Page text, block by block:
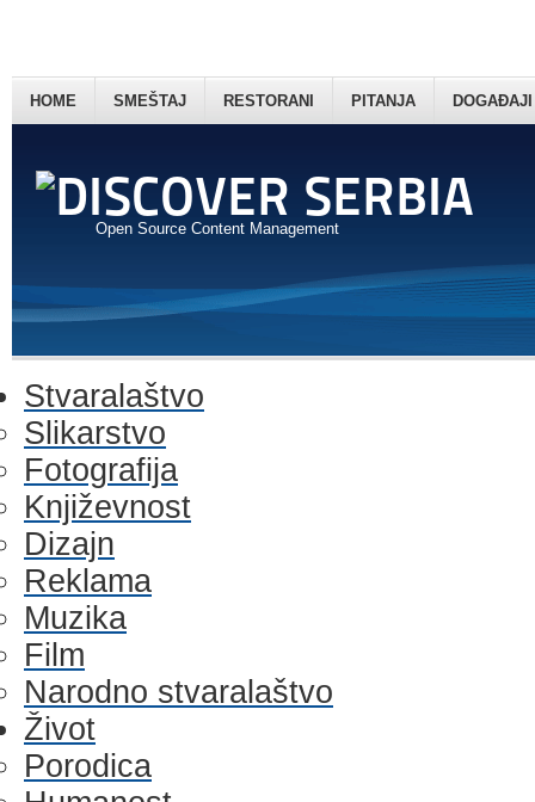
Open Source Content Management
HOME SMEŠTAJ RESTORANI PITANJA DOGAĐAJI
Stvaralaštvo
Slikarstvo
Fotografija
Književnost
Dizajn
Reklama
Muzika
Film
Narodno stvaralaštvo
Život
Porodica